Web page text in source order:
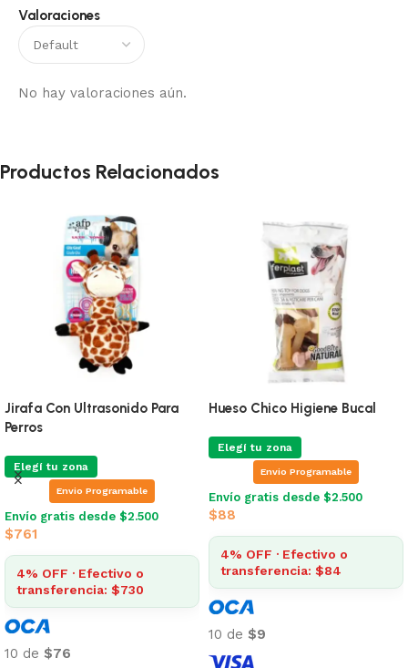
Valoraciones
No hay valoraciones aún.
Productos Relacionados
Jirafa Con Ultrasonido Para
Perros
Elegí tu zona
Envio Programable
Envío gratis desde $2.500
$761
4% OFF · Efectivo o
transferencia: $730
10 de $76
Hueso Chico Higiene Bucal
Elegí tu zona
Envio Programable
Envío gratis desde $2.500
$88
4% OFF · Efectivo o
transferencia: $84
10 de $9